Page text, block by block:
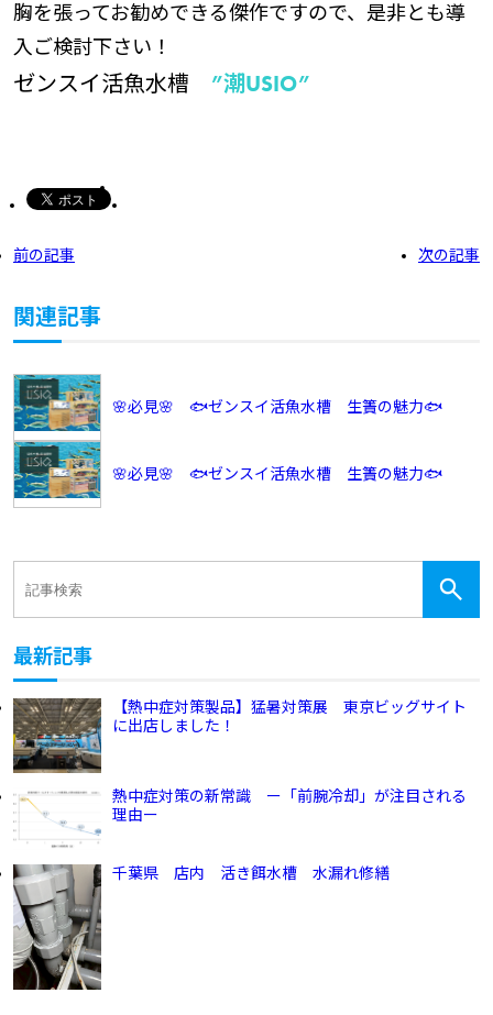
胸を張ってお勧めできる傑作ですので、是非とも導
入ご検討下さい！
ゼンスイ活魚水槽 ”潮USIO”
前の記事 次の記事
関連記事
🌸必見🌸 🐟ゼンスイ活魚水槽 生簀の魅力🐟
🌸必見🌸 🐟ゼンスイ活魚水槽 生簀の魅力🐟
最新記事
【熱中症対策製品】猛暑対策展 東京ビッグサイト
に出店しました！
熱中症対策の新常識 ー「前腕冷却」が注目される
理由ー
千葉県 店内 活き餌水槽 水漏れ修繕